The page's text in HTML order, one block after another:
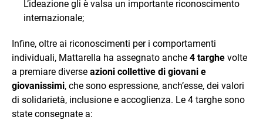
L’ideazione gli è valsa un importante riconoscimento
internazionale;
Infine, oltre ai riconoscimenti per i comportamenti
individuali, Mattarella ha assegnato anche 4 targhe volte
a premiare diverse azioni collettive di giovani e
giovanissimi, che sono espressione, anch’esse, dei valori
di solidarietà, inclusione e accoglienza. Le 4 targhe sono
state consegnate a: